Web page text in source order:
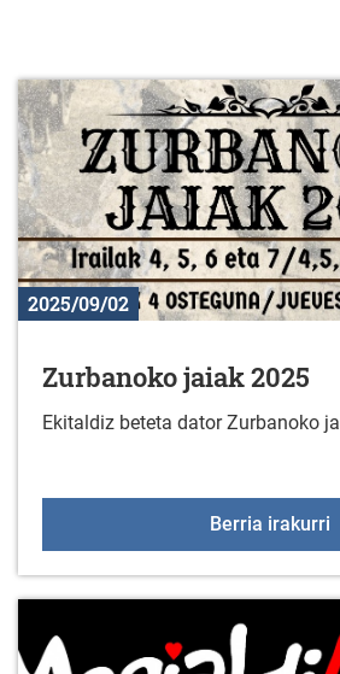
2025/09/02
Zurbanoko jaiak 2025
Ekitaldiz beteta dator Zurbanoko
Berria irakurri